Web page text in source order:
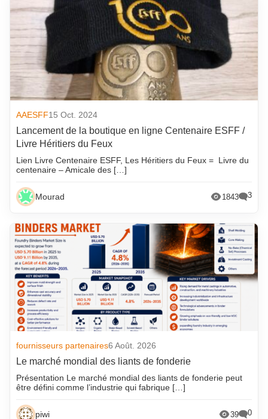
AAESFF15 Oct. 2024
Lancement de la boutique en ligne Centenaire ESFF /
Livre Héritiers du Feux
Lien Livre Centenaire ESFF, Les Héritiers du Feux = Livre du
centenaire – Amicale des […]
Mourad 1843 3
fournisseurs partenaires6 Août. 2026
Le marché mondial des liants de fonderie
Présentation Le marché mondial des liants de fonderie peut
être défini comme l’industrie qui fabrique […]
piwi 39 0